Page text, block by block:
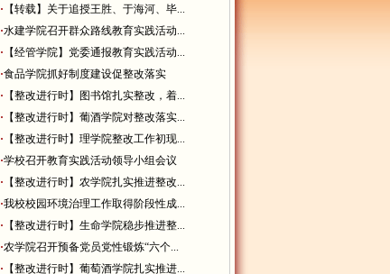
· 【转载】关于追授王胜、于海河、毕...
·水建学院召开群众路线教育实践活动...
· 【经管学院】党委通报教育实践活动...
·食品学院抓好制度建设促整改落实
· 【整改进行时】图书馆扎实整改，着...
· 【整改进行时】葡酒学院对整改落实...
· 【整改进行时】理学院整改工作初现...
·学校召开教育实践活动领导小组会议
· 【整改进行时】农学院扎实推进整改...
·我校校园环境治理工作取得阶段性成...
· 【整改进行时】生命学院稳步推进整...
·农学院召开预备党员党性锻炼“六个...
· 【整改进行时】葡萄酒学院扎实推进...